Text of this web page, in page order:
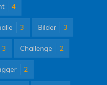
4
3 Bilder 3
3 Challenge 2
2